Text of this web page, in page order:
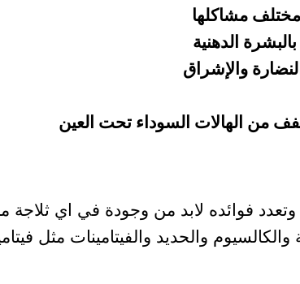
مشاكلها
الدهنية
والإشراق
من الهالات السوداء تحت العين
فوائده لابد من وجودة في اي ثلاجة
والكالسيوم والحديد والفيتامينات مثل